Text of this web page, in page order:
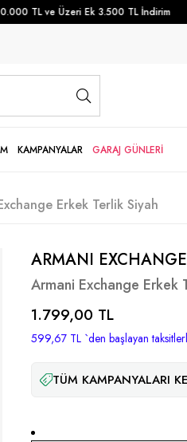
TL ve Üzeri Ek 3.500 TL İndirim
KAMPANYALAR GARAJ GÜNLERİ
Erkek Terlik Siyah
ARMANI EXCHANGE
Armani Exchange Erkek
1.799,00 TL
599,67 TL `den başlayan
TÜM KAMPANYALARI